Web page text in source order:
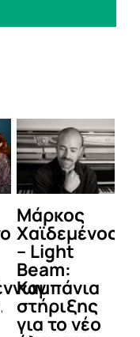
To Nikki
Beach
Resort &
Spa Porto
Heli
ανοίγει και
φέτος τις